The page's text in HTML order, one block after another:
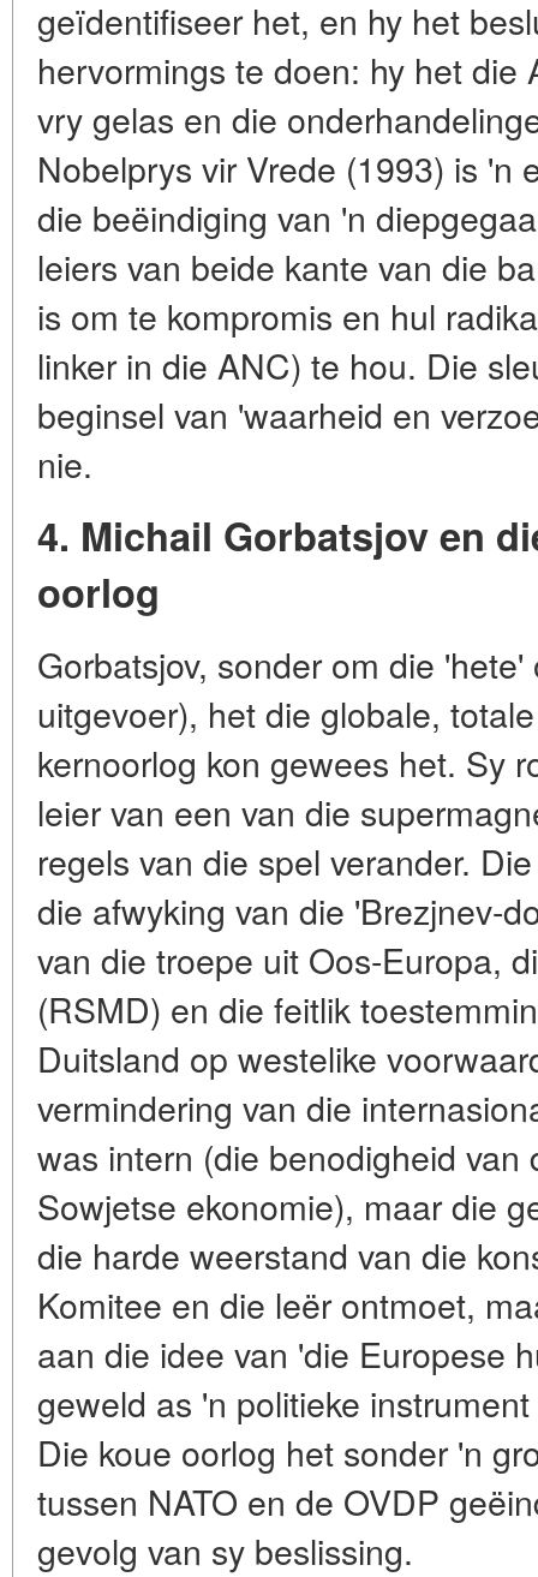
geïdentifiseer het, en hy het
hervormings te doen: hy het die
vry gelas en die
Nobelprys vir Vrede (1993) is 'n
die beëindiging van 'n
leiers van beide kante van die
is om te kompromis en hul
linker in die ANC) te hou. Die
beginsel van 'waarheid en
nie.
4. Michail Gorbatsjov en
oorlog
Gorbatsjov, sonder om die
uitgevoer), het die globale,
kernoorlog kon gewees het. Sy
leier van een van die
regels van die spel verander.
die afwyking van die 'Brezjnev-
van die troepe uit Oos-Europa,
(RSMD) en die feitlik
Duitsland op westelike
vermindering van die
was intern (die benodigheid van
Sowjetse ekonomie), maar die
die harde weerstand van die
Komitee en die leër ontmoet,
aan die idee van 'die Europese
geweld as 'n politieke
Die koue oorlog het sonder 'n
tussen NATO en de OVDP
gevolg van sy beslissing.